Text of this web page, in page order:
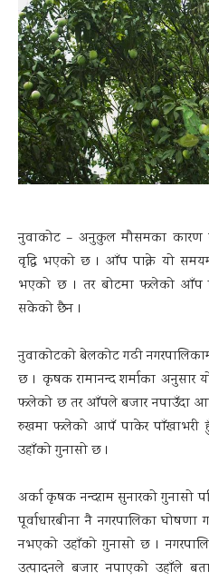
नुवाकोट – अनुकुल मौसमका कारण
वृद्धि भएको छ । आँप पाक्ने यो
भएको छ । तर बोटमा फलेको आँप
सकेको छैन ।
नुवाकोटको बेलकोट गढी
छ । कृषक रामानन्द शर्माका अनुसार
फलेको छ तर आँपले बजार नपाउँदा
रुखमा फलेको आपँ पाकेर पाँखाभरी
उहाँको गुनासो छ ।
अर्का कृषक नन्दराम सुनारको गुनासो
पूर्वाधारबीना नै नगरपालिका घोषणा
नभएको उहाँको गुनासो छ ।
उत्पादनले बजार नपाएको उहाँले